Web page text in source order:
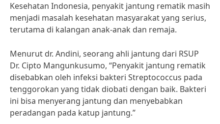
Kesehatan Indonesia, penyakit jantung rematik masih
menjadi masalah kesehatan masyarakat yang serius,
terutama di kalangan anak-anak dan remaja.
Menurut dr. Andini, seorang ahli jantung dari RSUP
Dr. Cipto Mangunkusumo, “Penyakit jantung rematik
disebabkan oleh infeksi bakteri Streptococcus pada
tenggorokan yang tidak diobati dengan baik. Bakteri
ini bisa menyerang jantung dan menyebabkan
peradangan pada katup jantung.”